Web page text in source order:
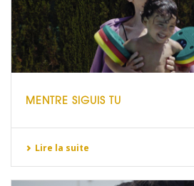
MENTRE SIGUIS TU
Lire la suite